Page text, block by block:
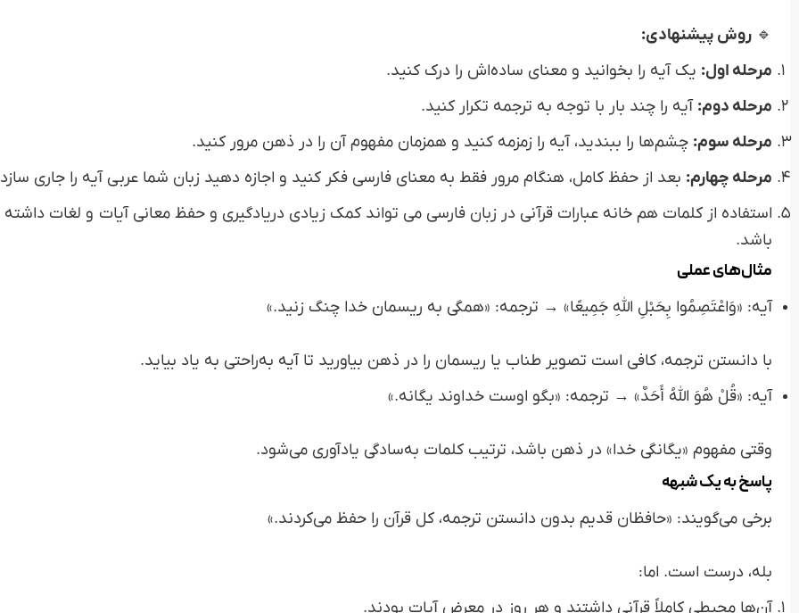
🔹 روش پیشنهادی:
مرحله اول: یک آیه را بخوانید و معنای ساده‌اش را درک کنید.
مرحله دوم: آیه را چند بار با توجه به ترجمه تکرار کنید.
مرحله سوم: چشم‌ها را ببندید، آیه را زمزمه کنید و همزمان مفهوم آن را در ذهن مرور کنید.
مرحله چهارم: بعد از حفظ کامل، هنگام مرور فقط به معنای فارسی فکر کنید و اجازه دهید زبان شما عربی آیه را جاری
استفاده از کلمات هم خانه عبارات قرآنی در زبان فارسی می تواند کمک زیادی دریادگیری و حفظ معانی آیات و لغات داشته
باشد.
مثال‌های عملی
آیه: «وَاعْتَصِمُوا بِحَبْلِ اللَّهِ جَمِيعًا» → ترجمه: «همگی به ریسمان خدا چنگ زنید.»
با دانستن ترجمه، کافی است تصویر طناب یا ریسمان را در ذهن بیاورید تا آیه به‌راحتی به یاد بیاید.
آیه: «قُلْ هُوَ اللَّهُ أَحَدٌ» → ترجمه: «بگو اوست خداوند یگانه.»
وقتی مفهوم «یگانگی خدا» در ذهن باشد، ترتیب کلمات به‌سادگی یادآوری می‌شود.
پاسخ به یک شبهه
برخی می‌گویند: «حافظان قدیم بدون دانستن ترجمه، کل قرآن را حفظ می‌کردند.»
بله، درست است. اما:
آن‌ها محیطی کاملاً قرآنی داشتند و هر روز در معرض آیات بودند.